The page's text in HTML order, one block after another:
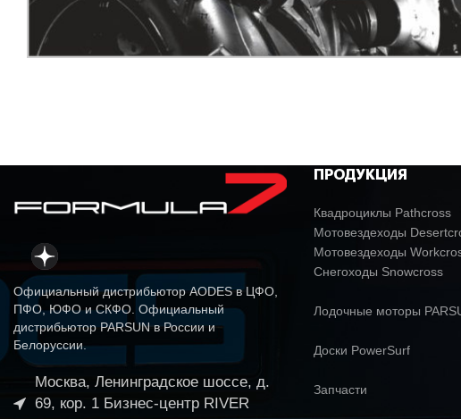
Официальный дистрибьютор AODES в ЦФО,
ПФО, ЮФО и СКФО. Официальный
дистрибьютор PARSUN в России и
Белоруссии.
Москва, Ленинградское шоссе, д.
69, кор. 1 Бизнес-центр RIVER
ПРОДУКЦИЯ
Квадроциклы Pathcross
Мотовездеходы
Мотовездеходы
Снегоходы Snowcross
Лодочные моторы
Доски PowerSurf
Запчасти